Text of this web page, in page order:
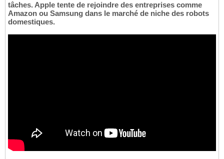
tâches. Apple tente de rejoindre des entreprises comme
Amazon ou Samsung dans le marché de niche des robots
domestiques.